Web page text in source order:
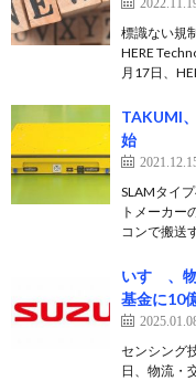
標識ない規
HERE
月17日、
TAKUMI
始
SLAMタイ
トメーカー
コンで搬送
いすゞ、
基金に10
センシング
日、物流・